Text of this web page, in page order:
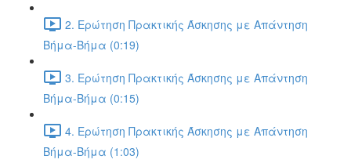
2. Ερώτηση Πρακτικής Άσκησης με Απάντηση
Βήμα-Βήμα (0:19)
3. Ερώτηση Πρακτικής Άσκησης με Απάντηση
Βήμα-Βήμα (0:15)
4. Ερώτηση Πρακτικής Άσκησης με Απάντηση
Βήμα-Βήμα (1:03)